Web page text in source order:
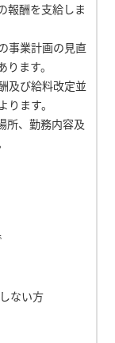
報酬を支給しま
事業計画の見直
ます。
及び給料改定並
ます。
、勤務内容及
ない方